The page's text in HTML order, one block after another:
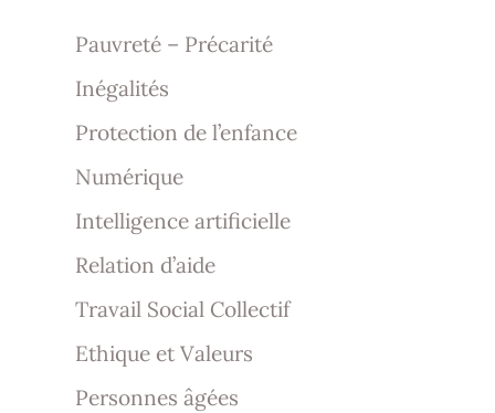
Pauvreté – Précarité
Inégalités
Protection de l’enfance
Numérique
Intelligence artificielle
Relation d’aide
Travail Social Collectif
Ethique et Valeurs
Personnes âgées